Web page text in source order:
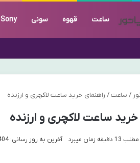
ساعت قهوه سونی Sony
/ ساعت / راهنمای خرید ساعت لاکچری و ارزنده
خرید ساعت لاکچری و ارزنده
آخرین به روز رسانی: 22/03/1404 زمان میبرد